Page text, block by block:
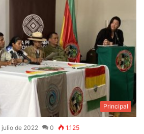
Principal
julio de 2022 0 1.125